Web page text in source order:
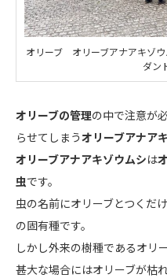
オリーブ オリーブアナアキ
ダン
オリーブの管理の中で注意が
らせてしまうオリーブアナア
オリーブアナアキゾウムシは
虫です。
虫の名前にオリーブとつくだ
の固有種です。
しかし外来の樹種であるオリ
甚大な場合にはオリーブが枯